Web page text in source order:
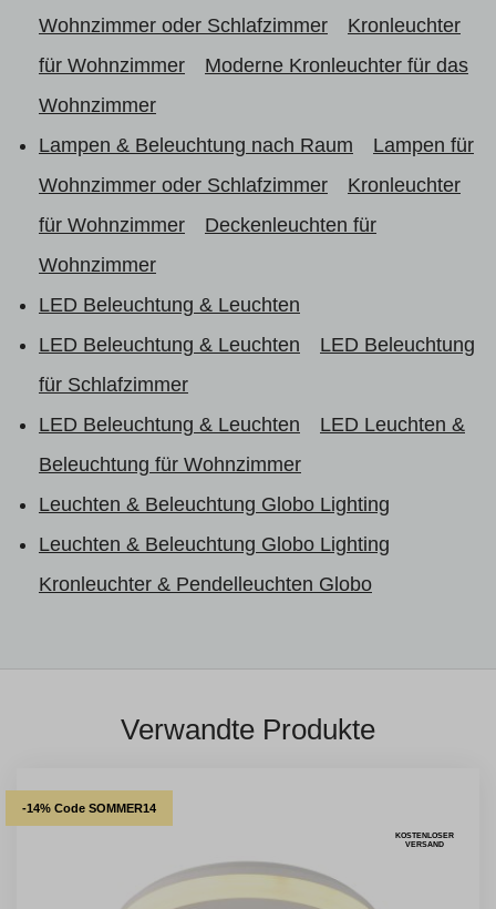
Wohnzimmer oder Schlafzimmer
Kronleuchter
für Wohnzimmer
Moderne Kronleuchter für das
Wohnzimmer
Lampen & Beleuchtung nach Raum
Lampen für
Wohnzimmer oder Schlafzimmer
Kronleuchter
für Wohnzimmer
Deckenleuchten für
Wohnzimmer
LED Beleuchtung & Leuchten
LED Beleuchtung & Leuchten
LED Beleuchtung
für Schlafzimmer
LED Beleuchtung & Leuchten
LED Leuchten &
Beleuchtung für Wohnzimmer
Leuchten & Beleuchtung Globo Lighting
Leuchten & Beleuchtung Globo Lighting
Kronleuchter & Pendelleuchten Globo
Verwandte Produkte
-14% Code SOMMER14
KOSTENLOSER
VERSAND